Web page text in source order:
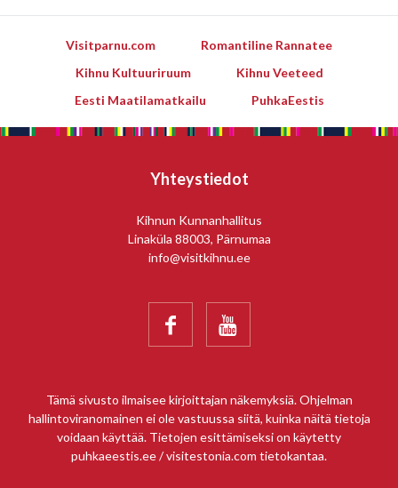
Visitparnu.com
Romantiline Rannatee
Kihnu Kultuuriruum
Kihnu Veeteed
Eesti Maatilamatkailu
PuhkaEestis
Yhteystiedot
Kihnun Kunnanhallitus
Linaküla 88003, Pärnumaa
info@visitkihnu.ee
 
Tämä sivusto ilmaisee kirjoittajan näkemyksiä. Ohjelman
hallintoviranomainen ei ole vastuussa siitä, kuinka näitä tietoja
voidaan käyttää. Tietojen esittämiseksi on käytetty
puhkaeestis.ee / visitestonia.com tietokantaa.